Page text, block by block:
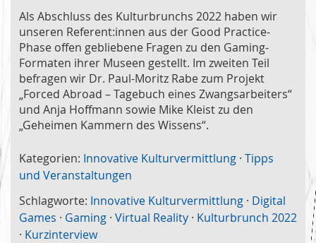
Als Abschluss des Kulturbrunchs 2022 haben wir
unseren Referent:innen aus der Good Practice-
Phase offen gebliebene Fragen zu den Gaming-
Formaten ihrer Museen gestellt. Im zweiten Teil
befragen wir Dr. Paul-Moritz Rabe zum Projekt
„Forced Abroad – Tagebuch eines Zwangsarbeiters“
und Anja Hoffmann sowie Mike Kleist zu den
„Geheimen Kammern des Wissens“.
Kategorien: Innovative Kulturvermittlung · Tipps
und Veranstaltungen
Schlagworte: Innovative Kulturvermittlung · Digital
Games · Gaming · Virtual Reality · Kulturbrunch 2022
· Kurzinterview